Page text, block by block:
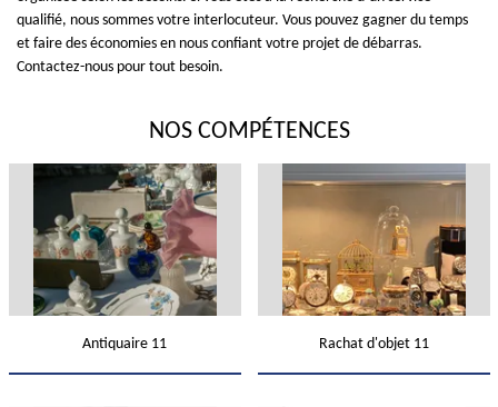
qualifié, nous sommes votre interlocuteur. Vous pouvez gagner du temps
et faire des économies en nous confiant votre projet de débarras.
Contactez-nous pour tout besoin.
NOS COMPÉTENCES
Antiquaire 11 Rachat d'objet 11